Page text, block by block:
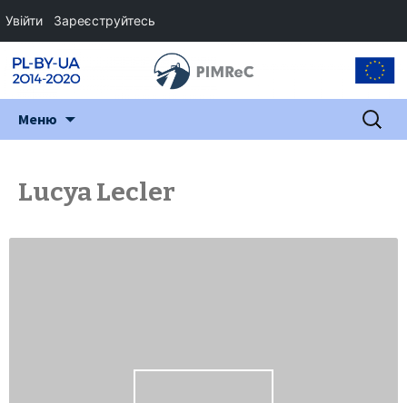
Меню Пошук:
Lucya Lecler
Увійти Зареєструйтесь